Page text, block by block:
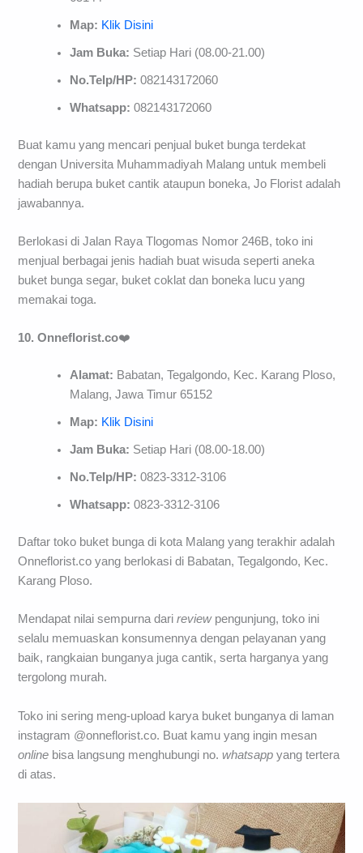
Map: Klik Disini
Jam Buka: Setiap Hari (08.00-21.00)
No.Telp/HP:082143172060
Whatsapp:082143172060
Buat kamu yang mencari penjual buket bunga terdekat
dengan Universita Muhammadiyah Malang untuk membeli
hadiah berupa buket cantik ataupun boneka, Jo Florist adalah
jawabannya.
Berlokasi di Jalan Raya Tlogomas Nomor 246B, toko ini
menjual berbagai jenis hadiah buat wisuda seperti aneka
buket bunga segar, buket coklat dan boneka lucu yang
memakai toga.
10. Onneflorist.co❤️
Alamat: Babatan, Tegalgondo, Kec. Karang Ploso,
Malang, Jawa Timur 65152
Map: Klik Disini
Jam Buka: Setiap Hari (08.00-18.00)
No.Telp/HP:0823-3312-3106
Whatsapp:0823-3312-3106
Daftar toko buket bunga di kota Malang yang terakhir adalah
Onneflorist.co yang berlokasi di Babatan, Tegalgondo, Kec.
Karang Ploso.
Mendapat nilai sempurna darireviewpengunjung, toko ini
selalu memuaskan konsumennya dengan pelayanan yang
baik, rangkaian bunganya juga cantik, serta harganya yang
tergolong murah.
Toko ini sering meng-upload karya buket bunganya di laman
instagram @onneflorist.co. Buat kamu yang ingin mesan
online bisa langsung menghubungi no.whatsapp yang tertera
di atas.